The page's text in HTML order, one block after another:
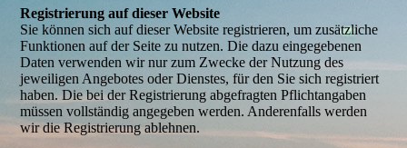
Registrierung auf dieser Website
Sie können sich auf dieser Website registrieren, um zusätzliche
Funktionen auf der Seite zu nutzen. Die dazu eingegebenen
Daten verwenden wir nur zum Zwecke der Nutzung des
jeweiligen Angebotes oder Dienstes, für den Sie sich registriert
haben. Die bei der Registrierung abgefragten Pflichtangaben
müssen vollständig angegeben werden. Anderenfalls werden
wir die Registrierung ablehnen.